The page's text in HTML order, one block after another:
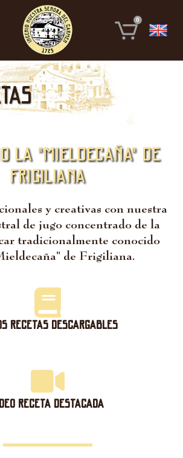
0
LA "MIELDECAÑA" DE
FRIGILIANA
y creativas con nuestra
de jugo concentrado de la
tradicionalmente conocido
de Frigiliana.
recetas descargables
RECETA DESTACADA